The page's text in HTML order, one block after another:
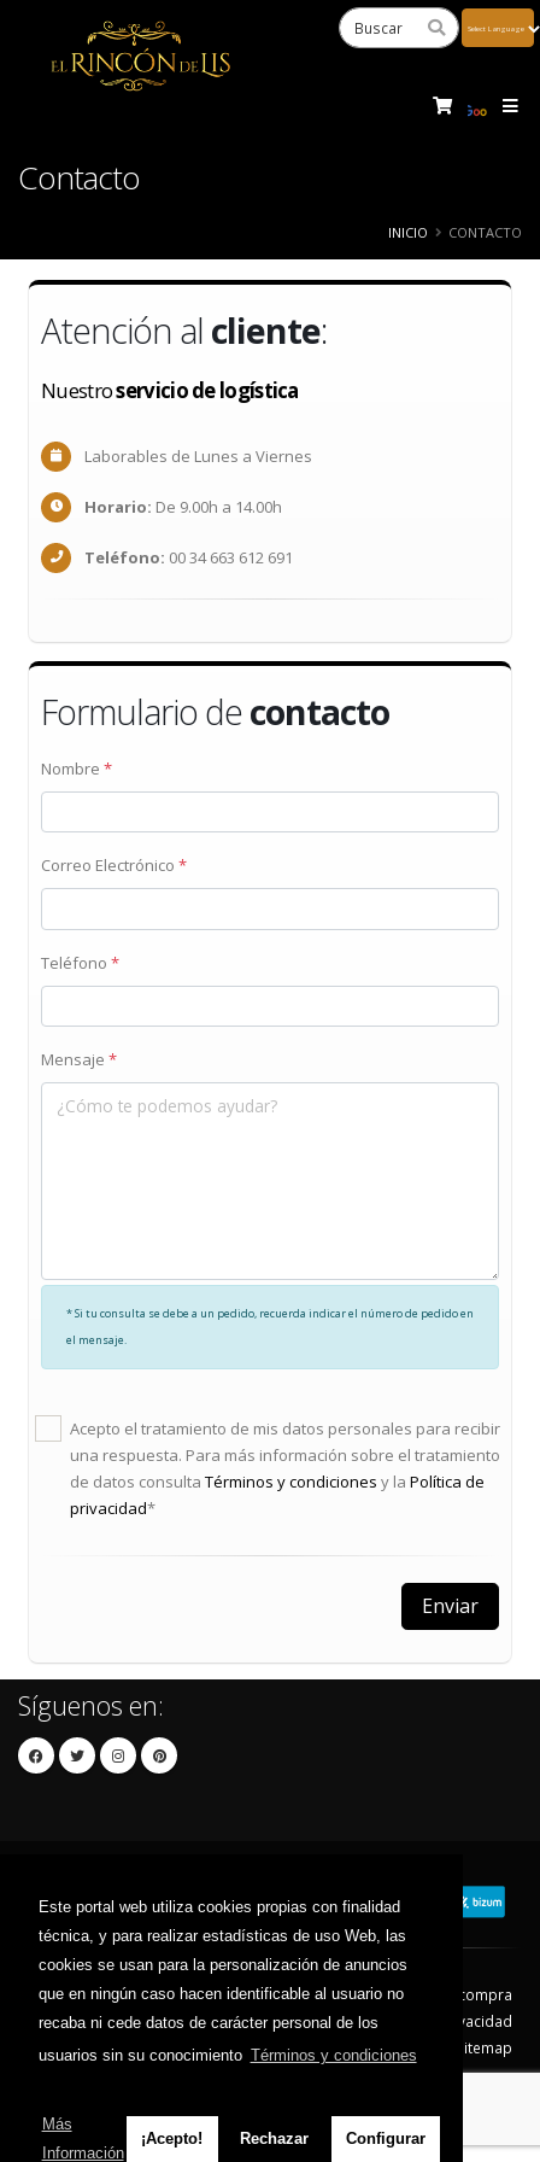
Este portal web utiliza cookies propias con finalidad
técnica, y para realizar estadísticas de uso Web, las
cookies se usan para la personalización de anuncios
que en ningún caso hacen identificable al usuario no
recaba ni cede datos de carácter personal de los
usuarios sin su conocimiento Términos y condiciones
Más
Información
¡Acepto! Rechazar Configurar
Contacto
INICIO CONTACTO
Atención al cliente:
Nuestroservicio de logística
Laborables de Lunes a Viernes
Horario: De 9.00h a 14.00h
Teléfono: 00 34 663 612 691
Formulario decontacto
Nombre *
Correo Electrónico *
Teléfono *
Mensaje *
* Si tu consulta se debe a un pedido, recuerda indicar el número de pedido en
el mensaje.
Acepto el tratamiento de mis datos personales para recibir
una respuesta. Para más información sobre el tratamiento
de datos consulta Términos y condiciones y la Política de
privacidad*
Síguenos en:
Contacto Aviso Legal
Condiciones de compra
Política de envíos
Política de devolución
Política de Privacidad
Política de Cookies
Sitemap